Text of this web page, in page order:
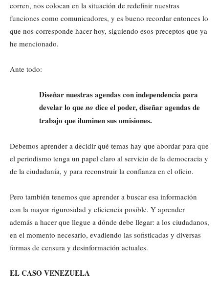
corren, nos colocan en la situación de redefinir nuestras
funciones como comunicadores, y es bueno recordar entonces lo
que nos corresponde hacer hoy, siguiendo esos preceptos que ya
he mencionado.
Ante todo:
Diseñar nuestras agendas con independencia para
develar lo queno dice el poder, diseñar agendas de
trabajo que iluminen sus omisiones.
Debemos aprender a decidir qué temas hay que abordar para que
el periodismo tenga un papel claro al servicio de la democracia y
de la ciudadanía, y para reconstruir la confianza en el oficio.
Pero también tenemos que aprender a buscar esa información
con la mayor rigurosidad y eficiencia posible. Y aprender
además a hacer que llegue a dónde debe llegar: a los ciudadanos,
en el momento necesario, evadiendo las sofisticadas y diversas
formas de censura y desinformación actuales.
EL CASO VENEZUELA